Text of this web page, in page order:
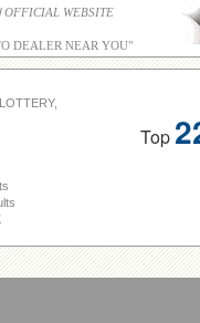
ALL WINNING NUMBERS & INFOS ARE FROM اللوتو اللبناني OFFICIAL WEBSITE
DEALER NEAR YOU"
Top